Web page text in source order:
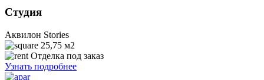
Студия
Аквилон Stories
25,75 м2
Отделка под заказ
Узнать подробнее